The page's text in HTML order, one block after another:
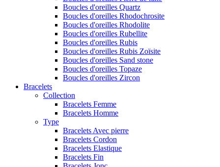
Boucles d'oreilles Quartz
Boucles d'oreilles Rhodochrosite
Boucles d'oreilles Rhodolite
Boucles d'oreilles Rubellite
Boucles d'oreilles Rubis
Boucles d'oreilles Rubis Zoïsite
Boucles d'oreilles Sand stone
Boucles d'oreilles Topaze
Boucles d'oreilles Zircon
Bracelets
Collection
Bracelets Femme
Bracelets Homme
Type
Bracelets Avec pierre
Bracelets Cordon
Bracelets Elastique
Bracelets Fin